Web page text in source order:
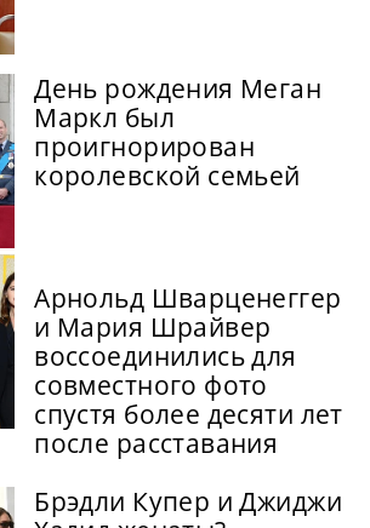
День рождения Меган
Маркл был
проигнорирован
королевской семьей
Арнольд Шварценеггер
и Мария Шрайвер
воссоединились для
совместного фото
спустя более десяти лет
после расставания
Брэдли Купер и Джиджи